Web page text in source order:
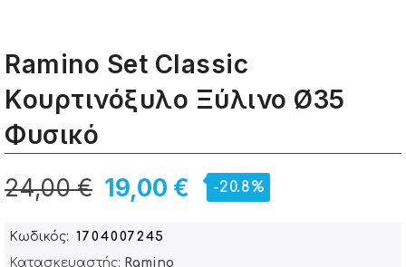
Ramino Set Classic
Κουρτινόξυλο Ξύλινο Ø35
Φυσικό
19,00 €
24,00 € -20.8%
Κωδικός
1704007245
Κατασκευαστής: Ramino